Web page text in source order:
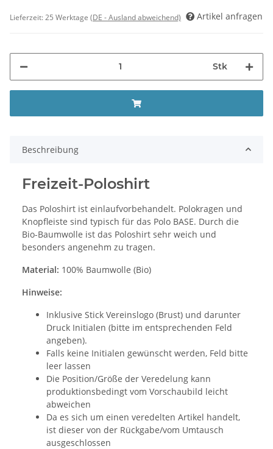
Lieferzeit:25 Werktage (DE - Ausland abweichend) Artikel anfragen
Stk
Beschreibung
Freizeit-Poloshirt
Das Poloshirt ist einlaufvorbehandelt. Polokragen und
Knopfleiste sind typisch für das Polo BASE. Durch die
Bio-Baumwolle ist das Poloshirt sehr weich und
besonders angenehm zu tragen.
Material: 100% Baumwolle (Bio)
Hinweise:
Inklusive Stick Vereinslogo (Brust) und darunter
Druck Initialen (bitte im entsprechenden Feld
angeben).
Falls keine Initialen gewünscht werden, Feld bitte
leer lassen
Die Position/Größe der Veredelung kann
produktionsbedingt vom Vorschaubild leicht
abweichen
Da es sich um einen veredelten Artikel handelt,
ist dieser von der Rückgabe/vom Umtausch
ausgeschlossen